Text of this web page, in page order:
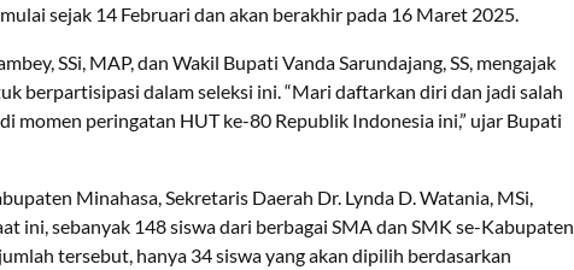
sejak 14 Februari dan akan berakhir pada 16 Maret 2025.
SSi, MAP, dan Wakil Bupati Vanda Sarundajang, SS, mengajak
berpartisipasi dalam seleksi ini. “Mari daftarkan diri dan jadi salah
momen peringatan HUT ke-80 Republik Indonesia ini,” ujar Bupati
Minahasa, Sekretaris Daerah Dr. Lynda D. Watania, MSi,
ini, sebanyak 148 siswa dari berbagai SMA dan SMK se-Kabupaten
tersebut, hanya 34 siswa yang akan dipilih berdasarkan